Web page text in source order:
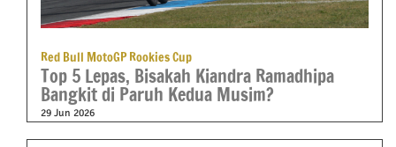
Red Bull MotoGP Rookies Cup
Top 5 Lepas, Bisakah Kiandra Ramadhipa
Bangkit di Paruh Kedua Musim?
29 Jun 2026